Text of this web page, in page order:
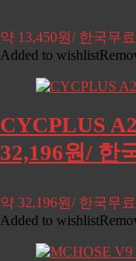
약 13,450원/ 한국무
Added to wishlist
CYCPLUS
32,196원/ 한
약 32,196원/ 한국무
Added to wishlist